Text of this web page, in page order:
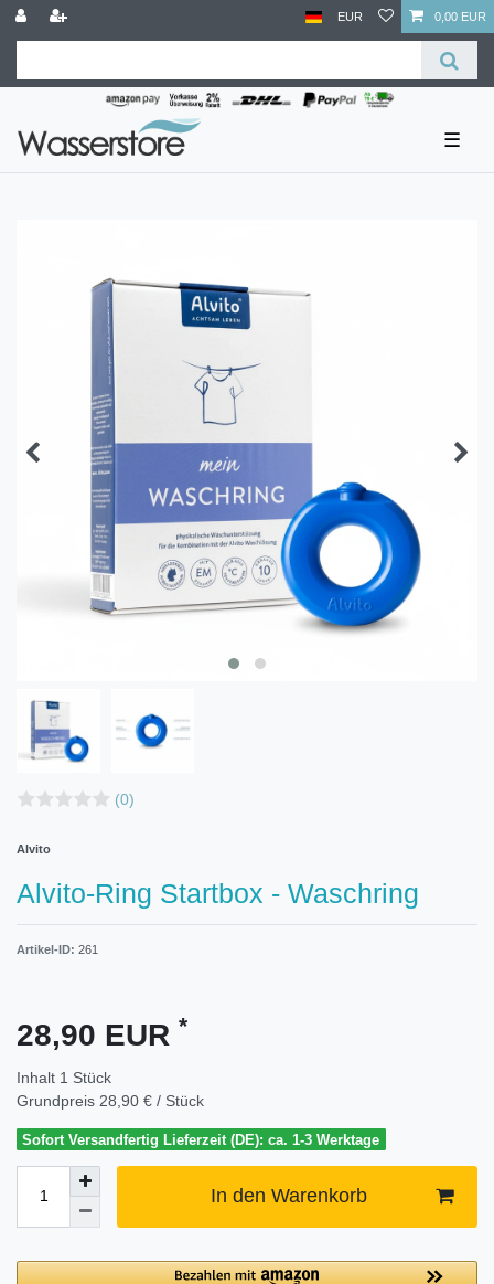
EUR 0,00 EUR
☰
(0)
Alvito
Alvito-Ring Startbox - Waschring
Artikel-ID: 261
28,90 EUR *
Inhalt 1 Stück
Grundpreis 28,90 € / Stück
Sofort Versandfertig Lieferzeit (DE): ca. 1-3 Werktage
In den Warenkorb